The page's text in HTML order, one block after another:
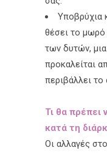
Υποβρύχια
θέσει το μωρό
των δυτών,
προκαλείται
περιβάλλει
Τι θα πρέπει
κατά τη
Οι αλλαγές